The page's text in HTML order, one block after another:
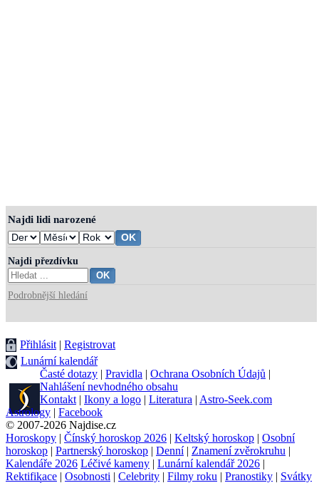
Najdi lidi narozené
Najdi přezdívku
Podrobnější hledání
Přihlásit | Registrovat
Lunární kalendář
Časté dotazy | Pravidla | Ochrana Osobních Údajů |
Nahlášení nevhodného obsahu
Kontakt | Ikony a logo | Literatura | Astro-Seek.com
Astrology | Facebook
© 2007-2026 Najdise.cz
Horoskopy | Čínský horoskop 2026 | Keltský horoskop | Osobní
horoskop | Partnerský horoskop | Denní| Znamení zvěrokruhu |
Kalendáře 2026 Léčivé kameny | Lunární kalendář 2026 |
Rektifikace | Osobnosti | Celebrity | Filmy roku | Pranostiky | Svátky